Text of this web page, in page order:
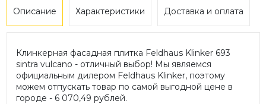
Описание Характеристики Доставка и оплата
Клинкерная фасадная плитка Feldhaus Klinker 693
sintra vulcano - отличный выбор! Мы являемся
официальным дилером Feldhaus Klinker, поэтому
можем отпускать товар по самой выгодной цене в
городе - 6 070,49 рублей.